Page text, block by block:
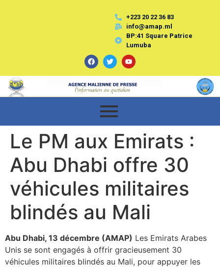
+223 20 22 36 83
info@amap.ml
BP:41 Square Patrice
Lumuba
Le PM aux Emirats :
Abu Dhabi offre 30
véhicules militaires
blindés au Mali
Abu Dhabi, 13 décembre (AMAP) Les Emirats Arabes
Unis se sont engagés à offrir gracieusement 30
véhicules militaires blindés au Mali, pour appuyer les